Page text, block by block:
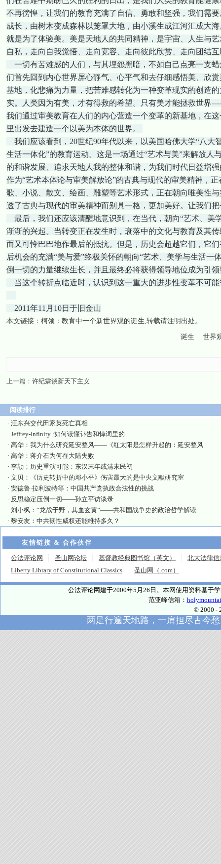
不再徬惶，让我们的教育充满了自信、勇敢和坚强，我们需
成长，由树木变成森林以笼罩大地，由小溪生成江河汇成大
就是为了体验美。美是天地人的共同精神，是宇宙、人生与
自私，走向自我觉悟、走向宽容、走向彼此欣赏、走向团结
一切有苦难感的人们，与其埋怨黑暗，不如自己点亮一支
们首先回到内心世界屏心静气、心平气和去仔细感悟美、欣
基地，化悲痛为力量，把苦难感转化为一种变革现实的创造
实。人类因为有美，才有得救的希望。只有美才能拯救世界
我们通过审美教育在人们的内心营造一个变革的新基地，在
里出发去建造一个以美为本体的世界。
我们应该看到，20世纪90年代以来，以美国哈佛大学“八大
生活一体化”的教育运动。这是一场通过“艺术与美”来解放
的和谐发展、追求天地人我的整体和谐，为我们时代日益增
作为“艺术本体论与审美解放论”的古典与现代的审美精神，
歌、小说、散文、绘画、雕塑等艺术形式，正在朝向唯美性
透了古典与现代的审美精神而别具一格，更加美好。让我们
最后，我们还应该清醒地意识到，在当代，朝向“艺术、美
渐渐的兴起。当转变正在发生时，衰落中的文化与教育及其
而又可怜巴巴地作最后的抵抗。但是，历史会超越它们，它
后机会的充满“美与爱”终极关怀的朝向“艺术、美学与生活
倒一切的力量继续生长，并且最终必将获得领导地位成为引
当这个转折点临近时，认识到这一重大的进步性变革不可
2011年11月10日于旧金山
本文链接： 柯领：教育中一个新世界观的诞生,转载请注明出处。
诞生 世界
上一篇： 许纪霖谈新天下主义
阅读排行
· 汪东兴交代田家英死亡真相
· Jeffrey-Infinity :如何读懂讣告和悼词里的
· 高华：我为什么研究延安整风——《红太阳是怎样升起的：延安整风
· 高华：蒋介石为何在大陆失败
· 李劼；历史重演可能：东汉末年或清末民初
· 文贝：《历史转折中的邓小平》伤害最大的是中央文献研究室
· 安德鲁·拉利波特等：中国共产党执政合法性的挑战
· 反思稳定压倒一切——孙立平访谈录
· 刘小枫：“龙战于野，其血玄黄”——共和国战争史的政治哲学解读
· 黎安友：中共韧性威权还能维持多久？
友情链接 & 合作伙伴
公法评论网 圣山网论坛 基督教经典图书馆（英文）
北大法律信
Liberty Library of Constitutional Classics
圣山网（.com）
公法评论网建于2000年5月26日。本网使用资料基于
范亚峰信箱：
© 2000 -
两足行遍天地路，一肩担尽古今